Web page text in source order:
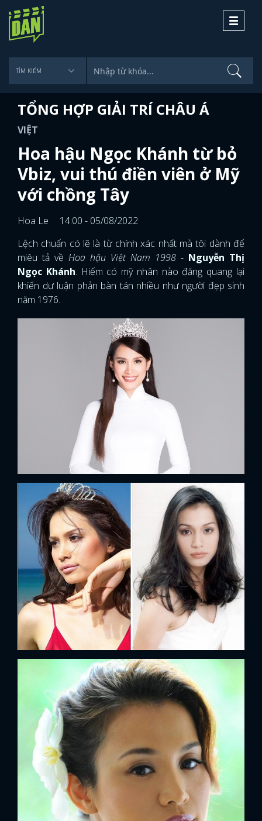
Toggle
TỔNG HỢP GIẢI TRÍ CHÂU Á
VIỆT
Hoa hậu Ngọc Khánh từ bỏ
Vbiz, vui thú điền viên ở Mỹ
với chồng Tây
Hoa Le
14:00 - 05/08/2022
Lệch chuẩn có lẽ là từ chính xác nhất mà tôi dành để
miêu tả về Hoa hậu Việt Nam 1998 - Nguyễn Thị
Ngọc Khánh. Hiếm có mỹ nhân nào đăng quang lại
khiến dư luận phản bàn tán nhiều như người đẹp sinh
năm 1976.